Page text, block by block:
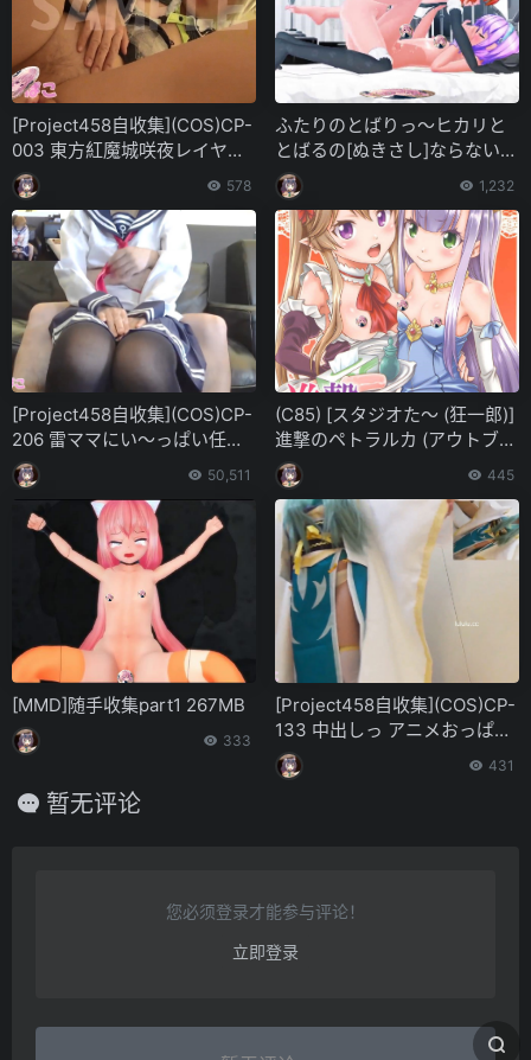
[Project458自收集](COS)CP-
003 東方紅魔城咲夜レイヤー
さんは、イジられると咥えた
くなっちゃうの 第二一一弹
578
ふたりのとばりっ～ヒカリと
とばるの[ぬきさし]ならない関
係～[GB]
1,232
[Project458自收集](COS)CP-
206 雷ママにい～っぱい任せ
ちゃう！Part3。立ってエッチ
してみたいよ！ガラステーブ
ルえっちも♡ 第四一四弹
50,511
(C85) [スタジオた～ (狂一郎)]
進撃のペトラルカ (アウトブレ
イク・カンパニー 萌える侵略
者)
445
[MMD]随手收集part1 267MB
333
[Project458自收集](COS)CP-
133 中出しっ アニメおっぱい
F65カップ19歳JDちゃんきよ
ひーコスでデビュー 第三四一
431
暂无评论
您必须登录才能参与评论！
立即登录